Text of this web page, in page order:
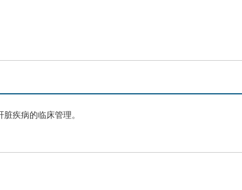
脏疾病的临床管理。